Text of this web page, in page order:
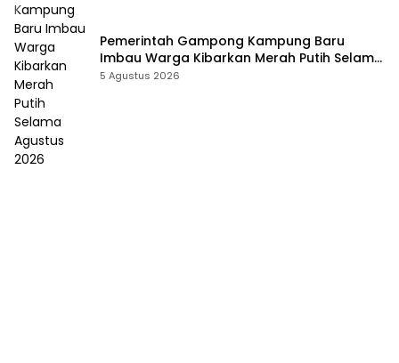
Pemerintah Gampong Kampung Baru
Imbau Warga Kibarkan Merah Putih Selama
Agustus 2026
5 Agustus 2026